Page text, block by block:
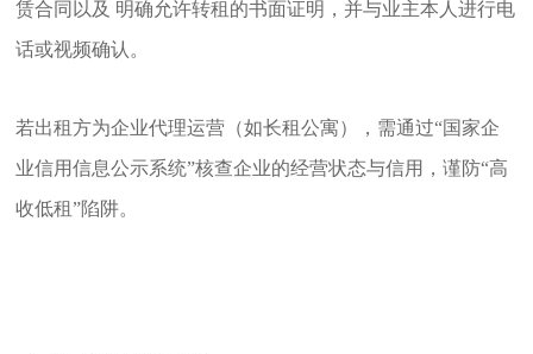
赁合同以及 明确允许转租的书面证明，并与业主本人进行电
话或视频确认。
若出租方为企业代理运营（如长租公寓），需通过“国家企
业信用信息公示系统”核查企业的经营状态与信用，谨防“高
收低租”陷阱。